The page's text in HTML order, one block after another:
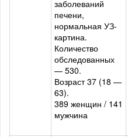
заболеваний
печени,
нормальная УЗ-
картина.
Количество
обследованных
— 530.
Возраст 37 (18 —
63).
389 женщин / 141
мужчина